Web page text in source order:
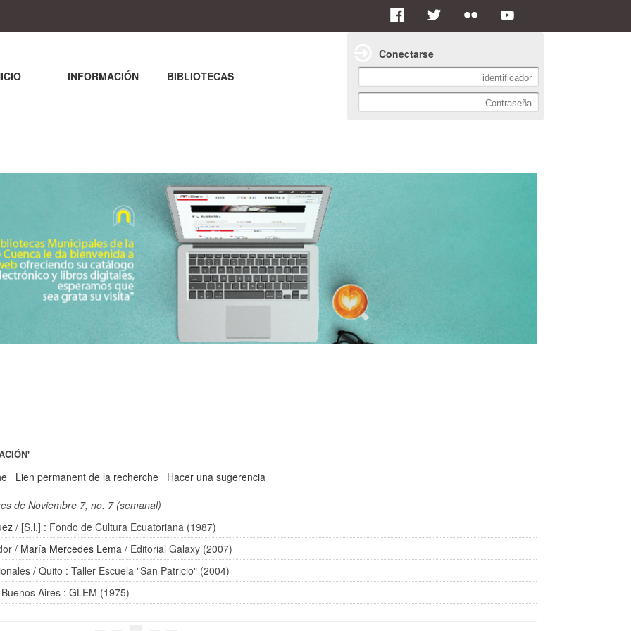
Lien permanent de la recherche
Hacer una sugerencia
de Noviembre 7, no. 7 (semanal)
/ [S.l.] : Fondo de Cultura Ecuatoriana (1987)
/ María Mercedes Lema / Editorial Galaxy (2007)
/ Quito : Taller Escuela "San Patricio" (2004)
Aires : GLEM (1975)
INFORMACIÓN BIBLIOTECAS
Conectarse